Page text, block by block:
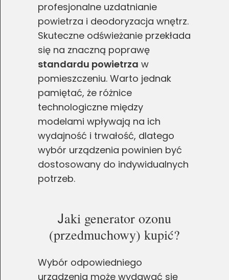
profesjonalne uzdatnianie
powietrza i deodoryzacja wnętrz.
Skuteczne odświeżanie przekłada
się na znaczną poprawę
standardu powietrza w
pomieszczeniu. Warto jednak
pamiętać, że różnice
technologiczne między
modelami wpływają na ich
wydajność i trwałość, dlatego
wybór urządzenia powinien być
dostosowany do indywidualnych
potrzeb.
Jaki generator ozonu
(przedmuchowy) kupić?
Wybór odpowiedniego
urządzenia może wydawać się
Zgoda na pliki cookie
przechowywane na Twoim urządzeniu podczas